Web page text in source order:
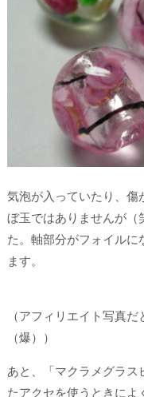
気泡が入っていたり、傷
ぼ玉ではありませんが（
た。軸部分がフォイルに
ます。
（アフィリエイト写真
（爆））
あと、「マクラメグラス
たアクセを使うときによ